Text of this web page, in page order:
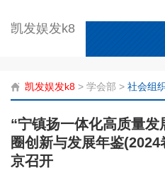
凯发娱发k8
凯发娱发k8 > 学会部 > 社会组
“宁镇扬一体化高质量
圈创新与发展年鉴
京召开